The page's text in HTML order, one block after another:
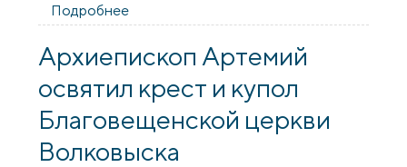
Подробнее
нашей жизни» в храме Благовещения
города Волковыска
Архиепископ Артемий
освятил крест и купол
Благовещенской церкви
Волковыска